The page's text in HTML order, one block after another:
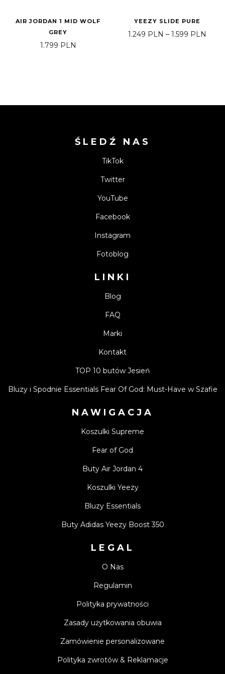
AIR JORDAN 1 MID WOLF
GREY
1.799 PLN
YEEZY SLIDE PURE
1.249 PLN – 1.599 PLN
ŚLEDŹ NAS
TikTok
Twitter
YouTube
Facebook
Instagram
Fotoblog
LINKI
Blog
FAQ
Marki
Kontakt
TOP 10 butów Jesień
Bluzy i Spodnie Essentials Fear Of God: Must-Have w Szafie
NAWIGACJA
Koszulki Supreme
Fear of God
Buty Air Jordan 4
Koszulki Yeezy
Bluzy Essentials
Buty Adidas Yeezy Boost 350
LEGAL
O Nas
Regulamin
Polityka prywatności
Zasady użytkowania obuwia
Zamówienie personalizowane
Polityka zwrotów & Reklamacje